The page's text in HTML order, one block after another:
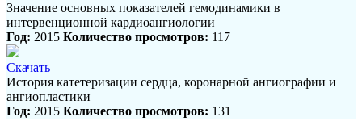
Значение основных показателей гемодинамики в
интервенционной кардиоангиологии
Год: 2015 Количество просмотров: 117
Скачать
История катетеризации сердца, коронарной ангиографии и
ангиопластики
Год: 2015 Количество просмотров: 131